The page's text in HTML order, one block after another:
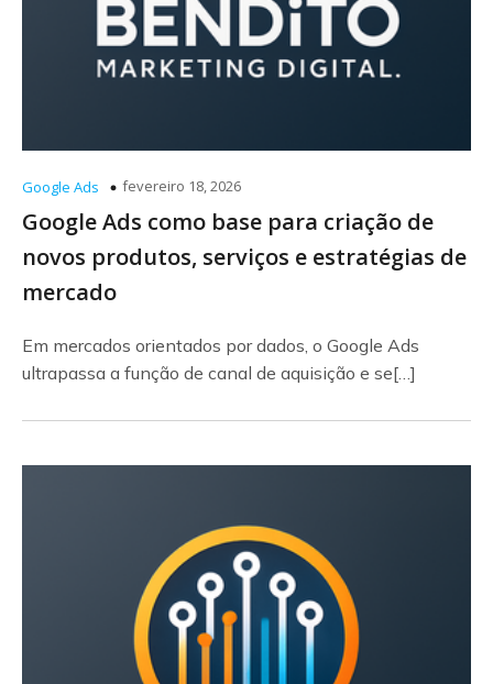
Google Ads fevereiro 18, 2026
Google Ads como base para criação de
novos produtos, serviços e estratégias de
mercado
Em mercados orientados por dados, o Google Ads
ultrapassa a função de canal de aquisição e se[…]